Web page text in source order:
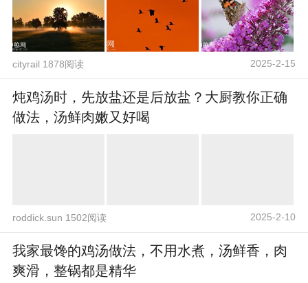
cityrail 1878阅读 2025-2-15
炖鸡汤时，先放盐还是后放盐？大厨教你正确
做法，汤鲜肉嫩又好喝
roddick.sun 1502阅读 2025-2-10
我家最馋的鸡汤做法，不用水煮，汤鲜香，肉
爽滑，整锅都是精华